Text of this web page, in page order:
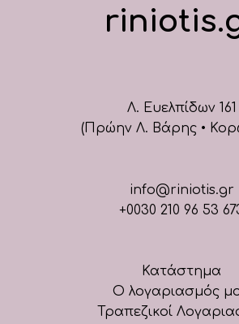
Λ. Ευελπίδων 161
(Πρώην Λ. Βάρης •
info@riniotis.gr
+0030 210 96 53
Κατάστημα
Ο λογαριασμός
Τραπεζικοί